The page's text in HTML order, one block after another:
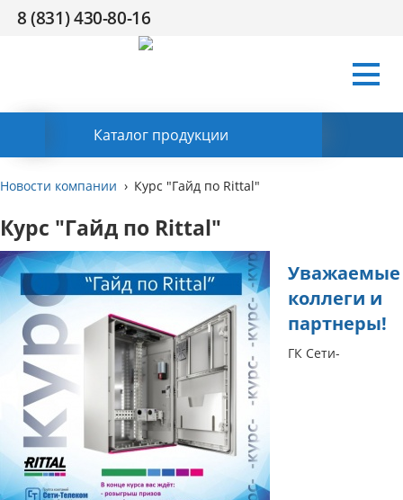
8 (831) 430-80-16
Каталог продукции
Компания СертификатыПоддержкаHRКонтакты
Новости компании Курс "Гайд по Rittal"
Курс "Гайд по Rittal"
Уважаемые
коллеги и
партнеры!
ГК Сети-